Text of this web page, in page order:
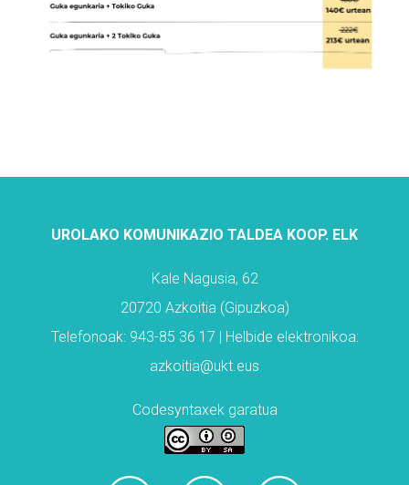
UROLAKO KOMUNIKAZIO TALDEA KOOP. ELK
Kale Nagusia, 62
20720 Azkoitia (Gipuzkoa)
Telefonoak: 943-85 36 17 | Helbide elektronikoa:
azkoitia@ukt.eus
Codesyntaxek garatua